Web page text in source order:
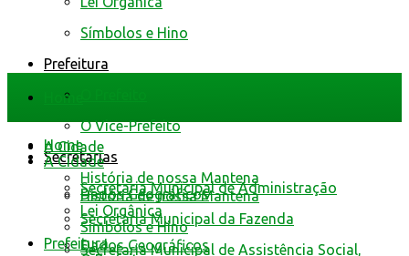
Símbolos e Hino
Prefeitura
O Vice-Prefeito
Secretarias
Secretaria Municipal de Administração
Secretaria Municipal da Fazenda
Secretaria Municipal de Assistência Social,
Home
A Cidade
História de nossa Mantena
Dados Geográficos
Home
A Cidade
História de nossa Mantena
Dados Geográficos
Lei Orgânica
Símbolos e Hino
Prefeitura